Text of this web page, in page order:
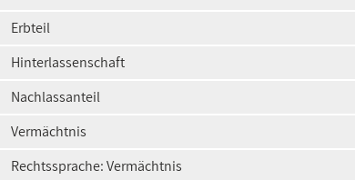
Erbteil
Hinterlassenschaft
Nachlassanteil
Vermächtnis
Rechtssprache: Vermächtnis